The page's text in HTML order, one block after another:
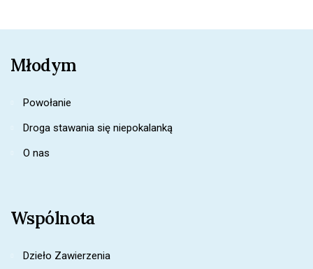
Młodym
Powołanie
Droga stawania się niepokalanką
O nas
Wspólnota
Dzieło Zawierzenia